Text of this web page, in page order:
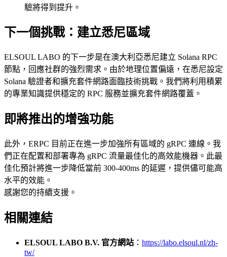
驗將得到提升。
下一個挑戰：建立悉尼區域
ELSOUL LABO 的下一步是在澳大利亞悉尼建立 Solana RPC
節點，回應社群的強烈需求。由於地理位置偏遠，在悉尼設定
Solana 驗證者和擴充套件網路面臨技術挑戰。我們將利用積累
的專業知識提供穩定的 RPC 服務並擴充套件網路覆蓋。
即將推出的增強功能
此外，ERPC 目前正在進一步加強所有區域的 gRPC 連線。我
們正在配置和部署專為 gRPC 流量最佳化的高效能機器。此最
佳化預計將進一步降低當前 300-400ms 的延遲，提供儘可能高
水平的效能。
感謝您的持續支援。
相關連結
ELSOUL LABO B.V. 官方網站 ： https://labo.elsoul.nl/zh-
tw/